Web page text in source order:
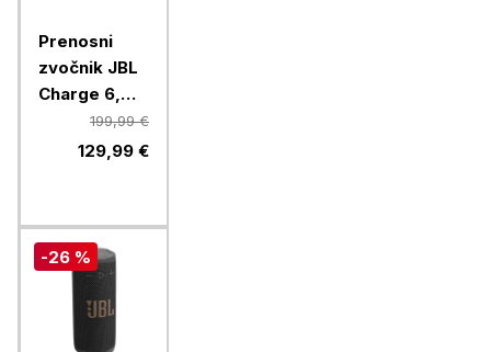
Prenosni
zvočnik JBL
Charge 6,
Purple199,99 €
129,99 €
-26 %